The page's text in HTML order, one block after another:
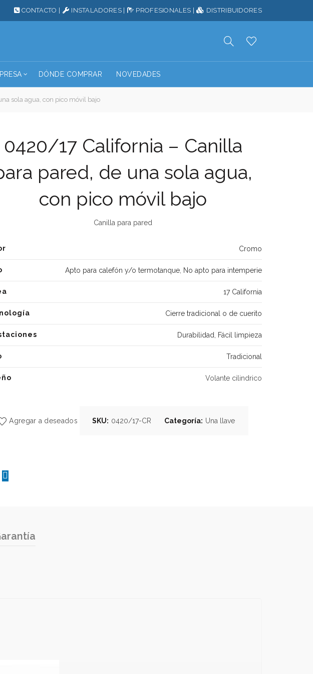
CONTACTO INSTALADORES| PROFESIONALES DISTRIBUIDORES
DÓNDE COMPRAR NOVEDADES
sola agua, con pico móvil bajo
0420/17 California – Canilla
pared, de una sola agua,
con pico móvil bajo
Canilla para pared
Cromo
Apto para calefón y/o termotanque No apto para intemperie
17 California
Cierre tradicional o de cuerito
Durabilidad Fácil limpieza
Tradicional
Volante cilindrico
Agregar a deseados SKU: 0420/17-CR Categoría: Una llave